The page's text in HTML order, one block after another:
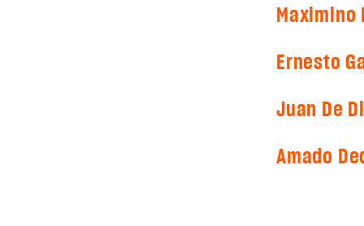
Ernesto
Juan De
Amado